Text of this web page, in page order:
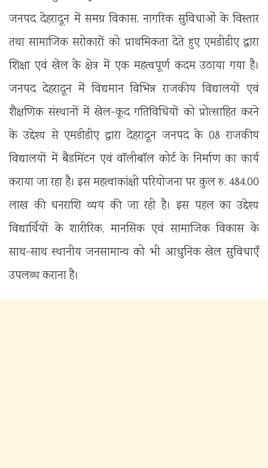
जनपद देहरादून में समग्र विकास, नागरिक सुविधाओं के विस्तार
तथा सामाजिक सरोकारों को प्राथमिकता देते हुए एमडीडीए द्वारा
शिक्षा एवं खेल के क्षेत्र में एक महत्वपूर्ण कदम उठाया गया है।
जनपद देहरादून में विद्यमान विभिन्न राजकीय विद्यालयों एवं
शैक्षणिक संस्थानों में खेल-कूद गतिविधियों को प्रोत्साहित करने
के उद्देश्य से एमडीडीए द्वारा देहरादून जनपद के 08 राजकीय
विद्यालयों में बैडमिंटन एवं वॉलीबॉल कोर्ट के निर्माण का कार्य
कराया जा रहा है। इस महत्वाकांक्षी परियोजना पर कुल रु. 484.00
लाख की धनराशि व्यय की जा रही है। इस पहल का उद्देश्य
विद्यार्थियों के शारीरिक, मानसिक एवं सामाजिक विकास के
साथ-साथ स्थानीय जनसामान्य को भी आधुनिक खेल सुविधाएँ
उपलब्ध कराना है।